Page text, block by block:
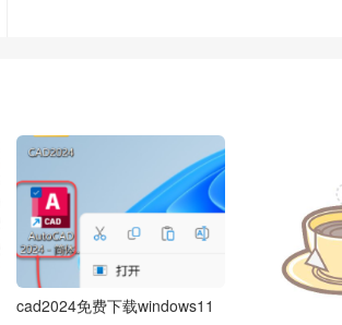
cad2024免费下载windows11